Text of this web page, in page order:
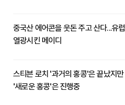
중국산 에어콘을 웃돈 주고 산다...유럽
열광시킨 메이디
스티븐 로치 '과거의 홍콩'은 끝났지만
'새로운 홍콩'은 진행중